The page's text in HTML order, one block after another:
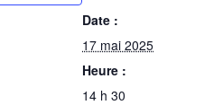
Date :
17 mai 2025
Heure :
14 h 30